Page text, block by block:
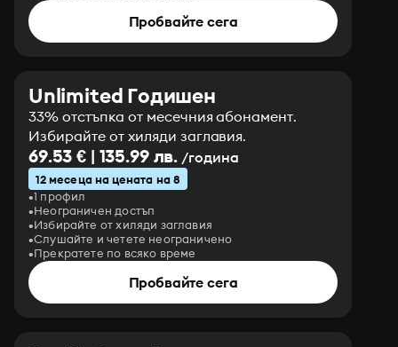
Пробвайте сега
Unlimited Годишен
33% отстъпка от месечния абонамент.
Избирайте от хиляди заглавия.
69.53 € | 135.99 лв. /година
12 месеца на цената на 8
1 профил
Неограничен достъп
Избирайте от хиляди заглавия
Слушайте и четете неограничено
Прекратете по всяко време
Пробвайте сега